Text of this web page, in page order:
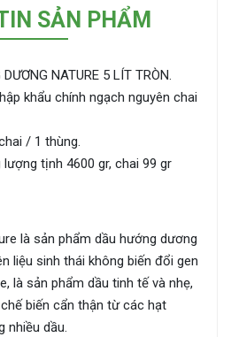
SẢN PHẨM
NATURE 5 LÍT TRÒN.
khẩu chính ngạch nguyên chai
/ 1 thùng.
lượng tịnh 4600 gr, chai 99 gr
là sản phẩm dầu hướng dương
liệu sinh thái không biến đổi gen
là sản phẩm dầu tinh tế và nhẹ,
biến cẩn thận từ các hạt
nhiều dầu.